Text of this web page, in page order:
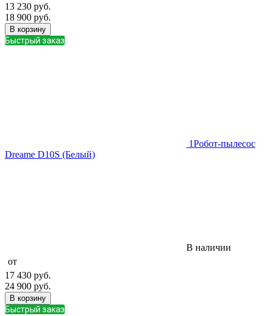
13 230 руб.
18 900 руб.
В корзину
Быстрый заказ
1Робот-пылесос
Dreame D10S (Белый)
В наличии
от
17 430 руб.
24 900 руб.
В корзину
Быстрый заказ